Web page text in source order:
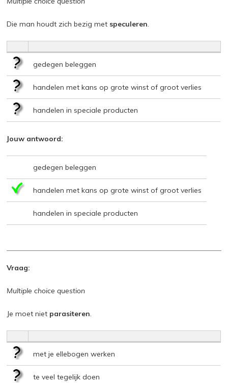
Die man houdt zich bezig met speculeren.
gedegen beleggen
handelen met kans op grote winst of groot verlies
handelen in speciale producten
Jouw antwoord:
gedegen beleggen
handelen met kans op grote winst of groot verlies
handelen in speciale producten
Vraag:
Multiple choice question
Je moet niet parasiteren.
met je ellebogen werken
te veel tegelijk doen